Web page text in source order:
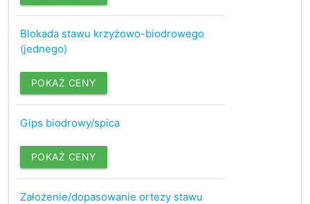
Blokada stawu krzyżowo-biodrowego
(jednego)
POKAŻ CENY
Gips biodrowy/spica
POKAŻ CENY
Założenie/dopasowanie ortezy stawu